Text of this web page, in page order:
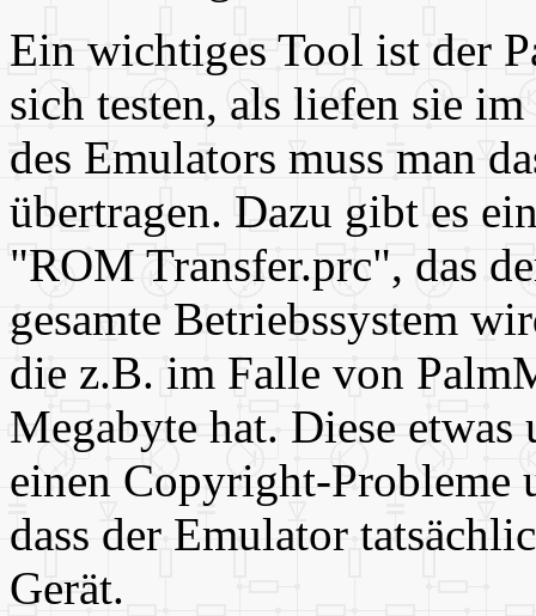
Ein wichtiges Tool ist der
sich testen, als liefen sie
des Emulators muss man
übertragen. Dazu gibt es
"ROM Transfer.prc", das
gesamte Betriebssystem
die z.B. im Falle von
Megabyte hat. Diese
einen Copyright-Probleme
dass der Emulator
Gerät.